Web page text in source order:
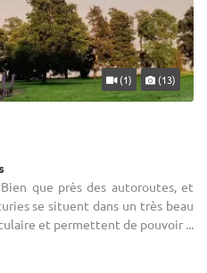
(1) (13)
que près des autoroutes, et
se situent dans un très beau
et permettent de pouvoir ...